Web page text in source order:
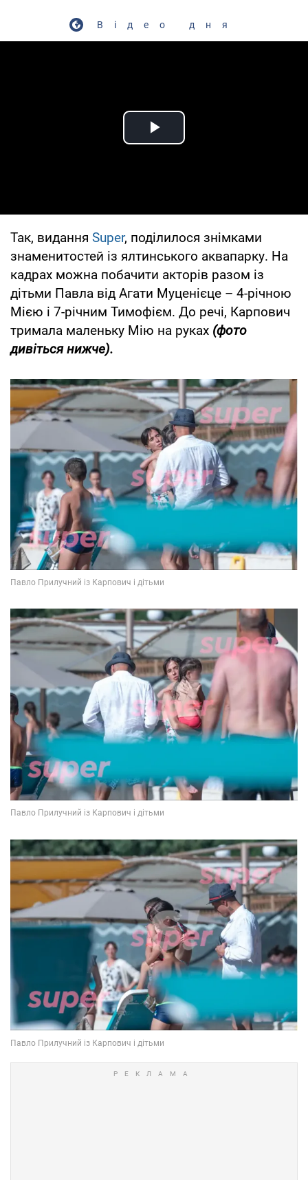
Відео дня
Play Video
Так, видання Super, поділилося знімками
знаменитостей із ялтинського аквапарку. На
кадрах можна побачити акторів разом із
дітьми Павла від Агати Муценієце – 4-річною
Мією і 7-річним Тимофієм. До речі, Карпович
тримала маленьку Мію на руках (фото
дивіться нижче).